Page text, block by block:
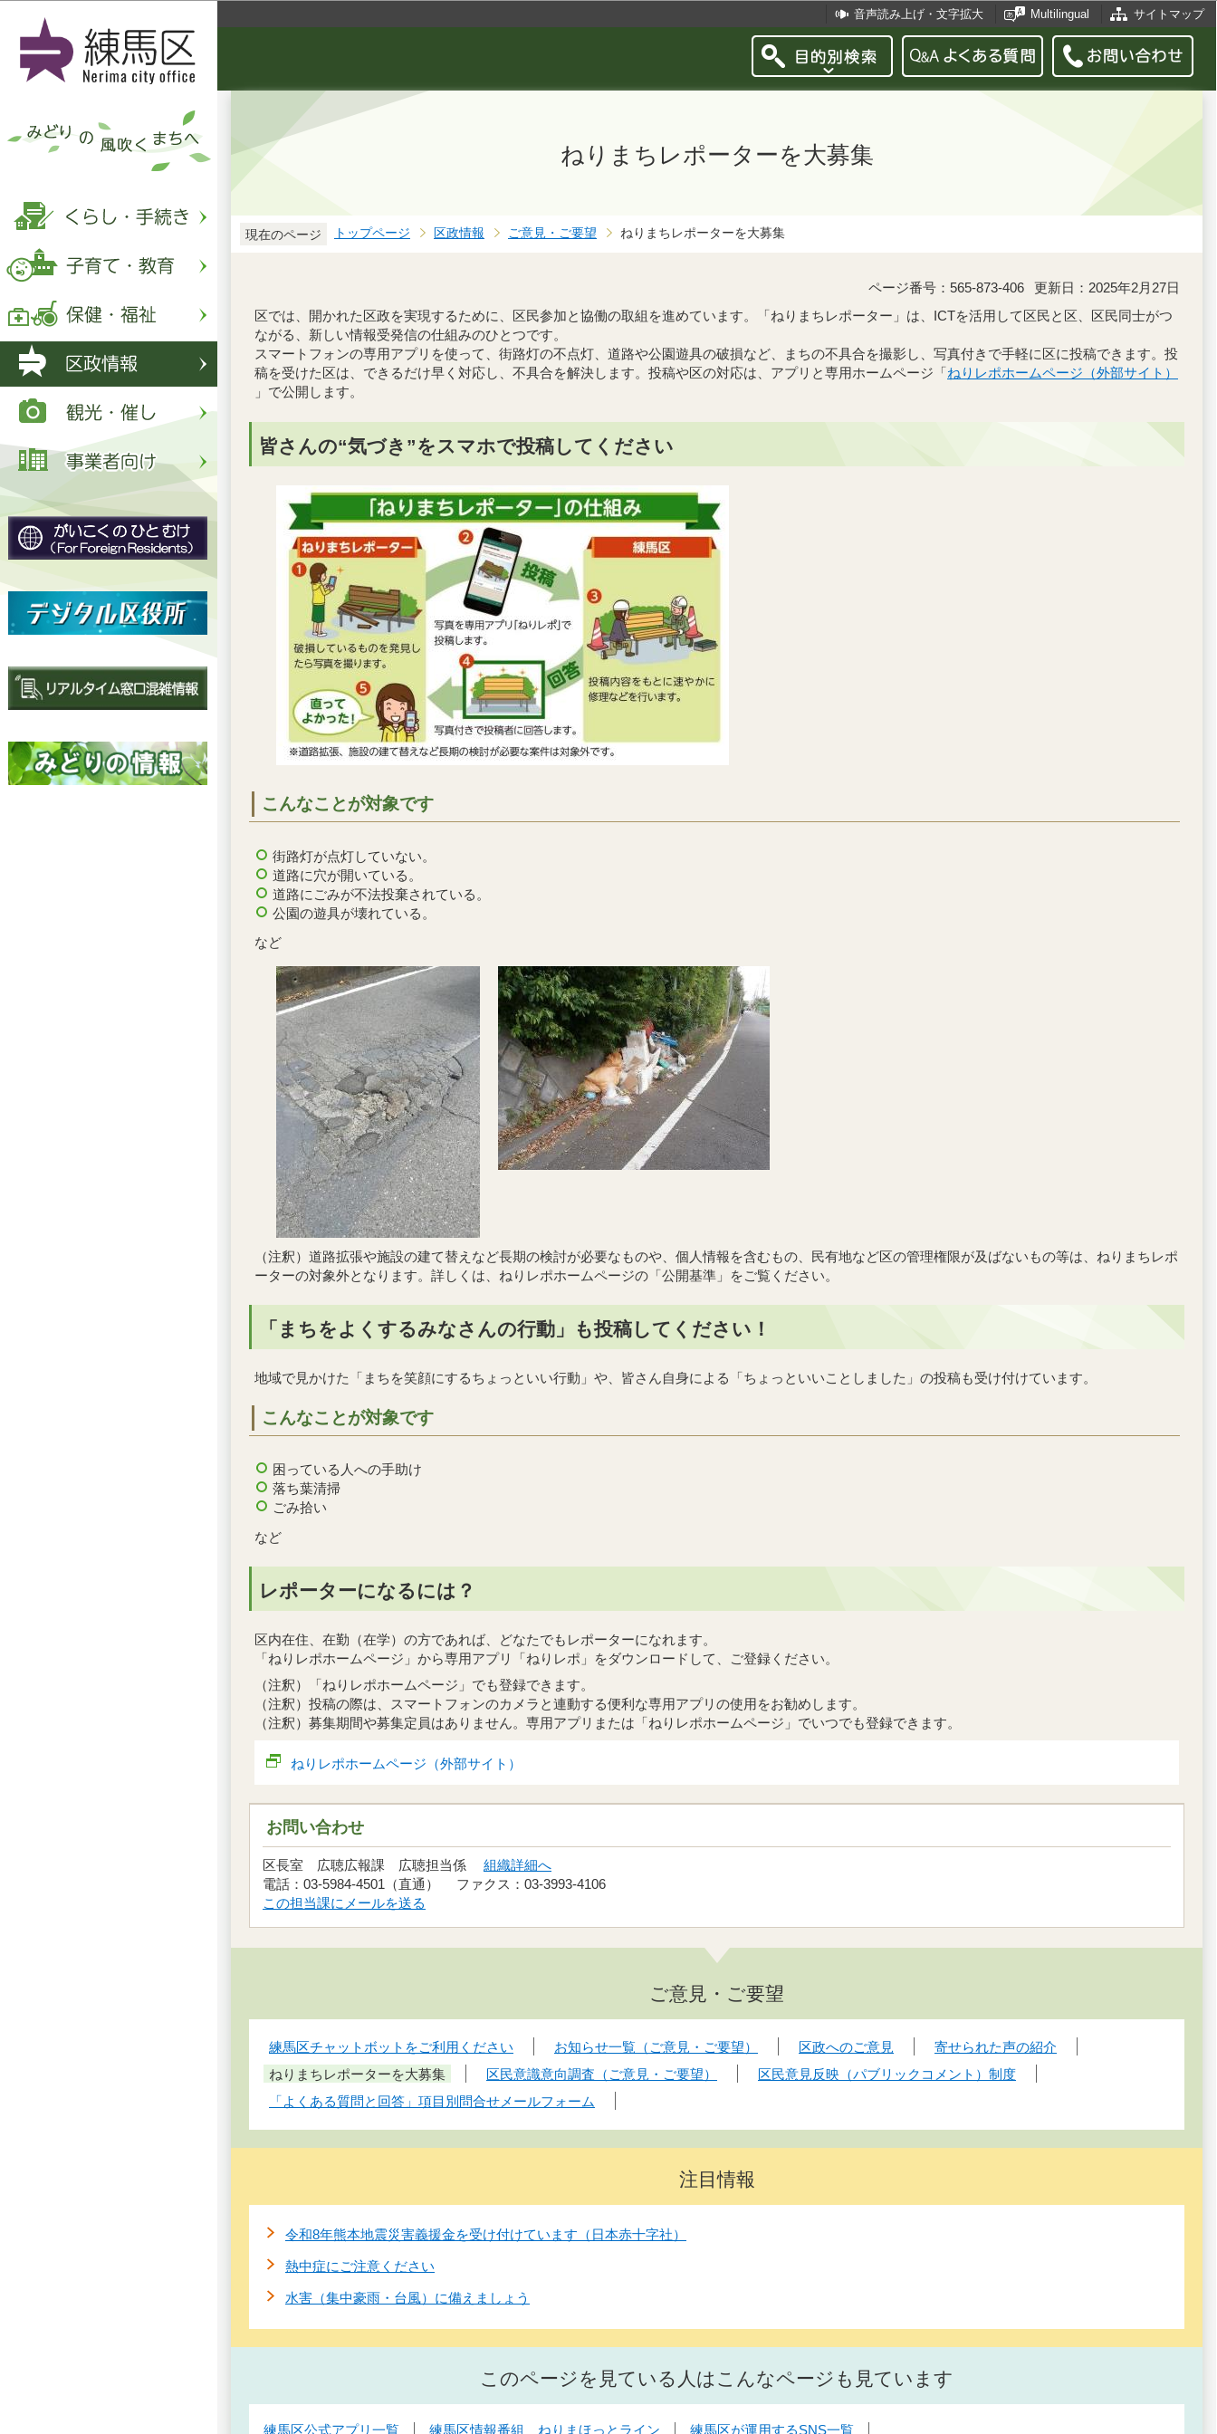
音声読み上げ・文字拡大 Multilingual サイトマップ
ねりまちレポーターを大募集
現在のページ トップページ 区政情報 ご意見・ご要望 ねりまちレポーターを大募集
ページ番号：565-873-406
更新日：2025年2月27日
区では、開かれた区政を実現するために、区民参加と協働の取組を進めています。「ねりまちレポーター」は、ICTを活用して区民と区、区民同士がつ
ながる、新しい情報受発信の仕組みのひとつです。
スマートフォンの専用アプリを使って、街路灯の不点灯、道路や公園遊具の破損など、まちの不具合を撮影し、写真付きで手軽に区に投稿できます。投
稿を受けた区は、できるだけ早く対応し、不具合を解決します。投稿や区の対応は、アプリと専用ホームページ「ねりレポホームページ（外部サイト）
」で公開します。
皆さんの“気づき”をスマホで投稿してください
こんなことが対象です
街路灯が点灯していない。
道路に穴が開いている。
道路にごみが不法投棄されている。
公園の遊具が壊れている。
など
（注釈）道路拡張や施設の建て替えなど長期の検討が必要なものや、個人情報を含むもの、民有地など区の管理権限が及ばないもの等は、ねりまちレポ
ーターの対象外となります。詳しくは、ねりレポホームページの「公開基準」をご覧ください。
「まちをよくするみなさんの行動」も投稿してください！
地域で見かけた「まちを笑顔にするちょっといい行動」や、皆さん自身による「ちょっといいことしました」の投稿も受け付けています。
こんなことが対象です
困っている人への手助け
落ち葉清掃
ごみ拾い
など
レポーターになるには？
区内在住、在勤（在学）の方であれば、どなたでもレポーターになれます。
「ねりレポホームページ」から専用アプリ「ねりレポ」をダウンロードして、ご登録ください。
（注釈）「ねりレポホームページ」でも登録できます。
（注釈）投稿の際は、スマートフォンのカメラと連動する便利な専用アプリの使用をお勧めします。
（注釈）募集期間や募集定員はありません。専用アプリまたは「ねりレポホームページ」でいつでも登録できます。
ねりレポホームページ（外部サイト）
お問い合わせ
区長室 広聴広報課 広聴担当係 組織詳細へ
電話：03-5984-4501（直通） ファクス：03-3993-4106
この担当課にメールを送る
ご意見・ご要望
練馬区チャットボットをご利用ください お知らせ一覧（ご意見・ご要望） 区政へのご意見
寄せられた声の紹介
ねりまちレポーターを大募集
区民意識意向調査（ご意見・ご要望）
区民意見反映（パブリックコメント）制度
「よくある質問と回答」項目別問合せメールフォーム
注目情報
令和8年熊本地震災害義援金を受け付けています（日本赤十字社）
熱中症にご注意ください
水害（集中豪雨・台風）に備えましょう
このページを見ている人はこんなページも見ています
練馬区公式アプリ一覧 練馬区情報番組 ねりまほっとライン 練馬区が運用するSNS一覧